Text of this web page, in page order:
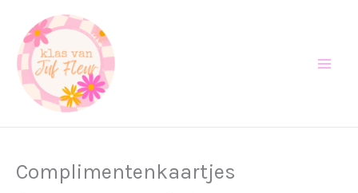
naar
inhoud
Complimentenkaartjes